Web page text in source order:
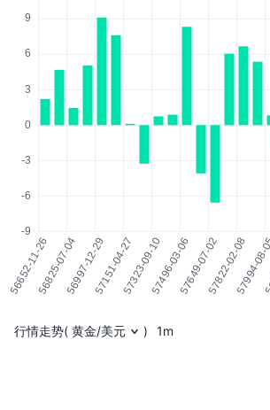
行情走势( 黄金/美元 ) 1m